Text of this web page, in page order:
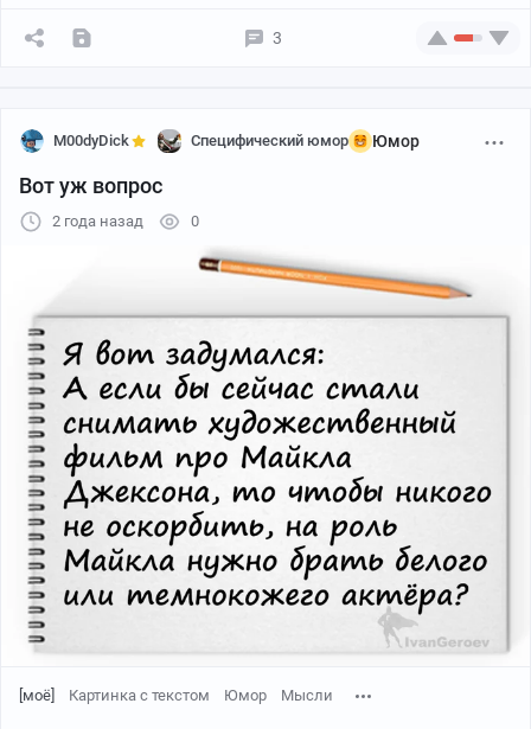
3
M00dyDick Специфический юмор Юмор
Вот уж вопрос
2 года назад 0
[моё] Картинка с текстом Юмор Мысли